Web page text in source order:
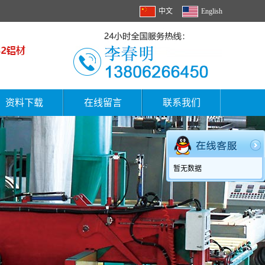
中文 English
资料下载 在线留言 联系我们
暂无数据